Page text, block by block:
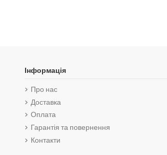
Інформація
Про нас
Доставка
Оплата
Гарантія та повернення
Контакти